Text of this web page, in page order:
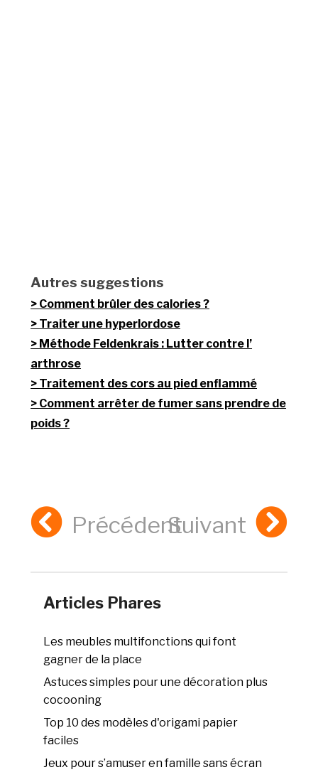
Autres suggestions
Comment brûler des calories ?
Traiter une hyperlordose
Méthode Feldenkrais : Lutter contre l’
arthrose
Traitement des cors au pied enflammé
Comment arrêter de fumer sans prendre de
poids ?
PrécédentSuivant
Articles Phares
Les meubles multifonctions qui font
gagner de la place
Astuces simples pour une décoration plus
cocooning
Top 10 des modèles d'origami papier
faciles
Jeux pour s’amuser en famille sans écran